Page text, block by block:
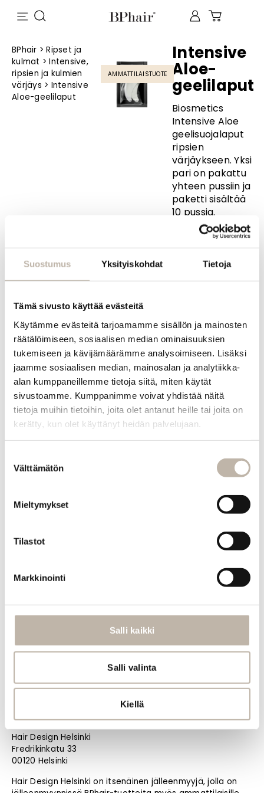
Suostumus Yksityiskohdat Tietoja
Tämä sivusto käyttää evästeitä
Käytämme evästeitä tarjoamamme sisällön ja mainosten
räätälöimiseen, sosiaalisen median ominaisuuksien
tukemiseen ja kävijämäärämme analysoimiseen. Lisäksi
jaamme sosiaalisen median, mainosalan ja analytiikka-
alan kumppaneillemme tietoja siitä, miten käytät
sivustoamme. Kumppanimme voivat yhdistää näitä
tietoja muihin tietoihin, joita olet antanut heille tai joita on
kerätty, kun olet käyttänyt heidän palvelujaan.
valinta
Välttämätön
Mieltymykset
Tilastot
Markkinointi
Salli kaikki
Salli valinta
Kiellä
BPhair >Ripset ja
kulmat >Intensive,
ripsien ja kulmien
värjäys > Intensive
Aloe-geelilaput
AMMATTILAISTUOTE
Intensive
Aloe-
geelilaput
Biosmetics
Intensive Aloe
geelisuojalaput
ripsien
värjäykseen. Yksi
pari on pakattu
yhteen pussiin ja
paketti sisältää
10 pussia.
Kysy
Yhteystiedot
Toimitus- ja maksutavat
Palautusehdot
Tilauksen peruutus
Tietosuoja- ja rekisteriseloste
Vastuullisuus
Evästeiden hallinta
MENU
Etusivu
Oma tili
Materiaalipankki
BPHAIR OY
90240 Oulu
Jälleenmyyjä Helsingissä
Hair Design Helsinki
Fredrikinkatu 33
00120 Helsinki
Hair Design Helsinki on itsenäinen jälleenmyyjä, jolla on